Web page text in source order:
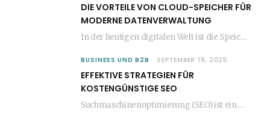
DIE VORTEILE VON CLOUD-SPEICHER FÜR
MODERNE DATENVERWALTUNG
In der heutigen digitalen Welt ist die Speicherung und Verwaltung von Daten entscheidend für den…
BUSINESS UND B2B SEPTEMBER 18, 2025
EFFEKTIVE STRATEGIEN FÜR
KOSTENGÜNSTIGE SEO
Suchmaschinenoptimierung (SEO) ist ein entscheidender Faktor für den Erfolg jeder Website. Viele Unternehmen glauben jedoch,…